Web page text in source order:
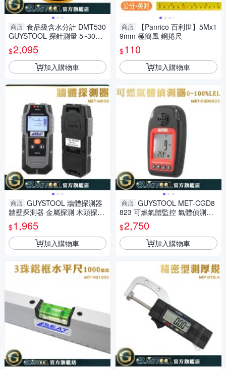
商店 食品級含水分計 DMT530
GUYSTOOL 探針測量 5~30%
糧食水分測量 顆粒水分儀 大袋
食品水分
$2,095
加入購物車
商店 GUYSTOOL 牆體探測器
牆壁探測器 金屬探測 木頭探測
測量水電工具 MET-MK08 PVC
打洞
$1,965
加入購物車
商店
【Panrico 百利世】5Mx1
9mm 極簡風 鋼捲尺
$110
加入購物車
商店 GUYSTOOL MET-CGD8
823 可燃氣體監控 氣體偵測器
化工業 居家安全 氣體偵測器 可
燃氣體警報器
$2,750
加入購物車